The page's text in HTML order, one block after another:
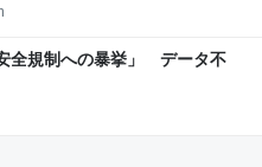
全規制への暴挙」 データ不